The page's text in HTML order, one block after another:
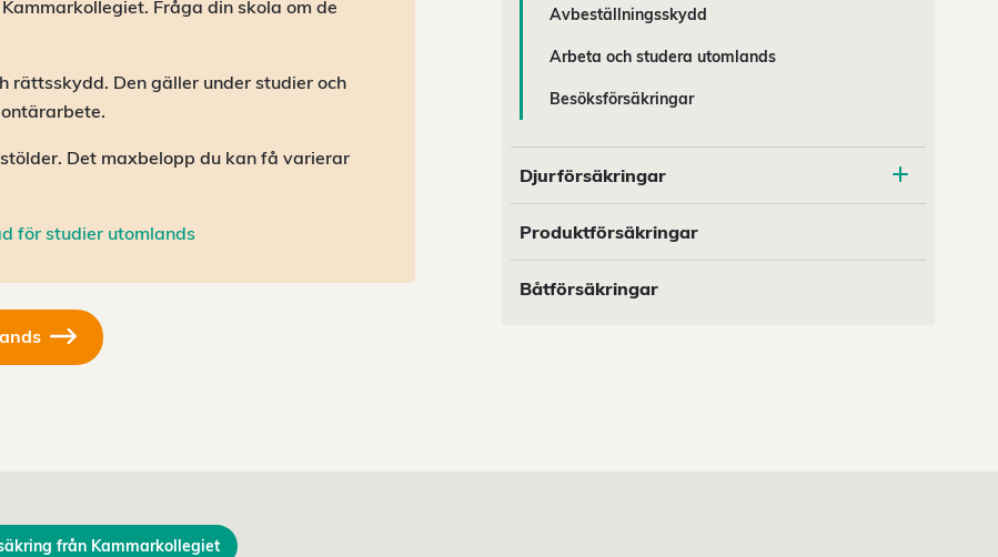
Fråga din skola om de
rättsskydd. Den gäller under studier och
Det maxbelopp du kan få varierar
för studier utomlands
Avbeställningsskydd
Arbeta och studera utomlands
Besöksförsäkringar
Djurförsäkringar
Produktförsäkringar
Båtförsäkringar
från Kammarkollegiet